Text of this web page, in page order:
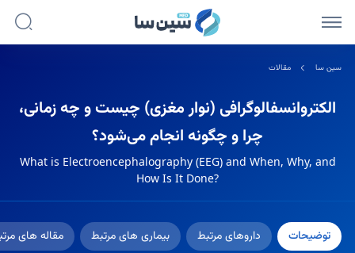
سین سا مقالات
الکتروانسفالوگرافی (نوار مغزی) چیست و چه زمانی،
چرا و چگونه انجام می‌شود؟
What is Electroencephalography (EEG) and When, Why, and
How Is It Done?
توضیحات داروهای مرتبط بیماری های مرتبط مقاله های